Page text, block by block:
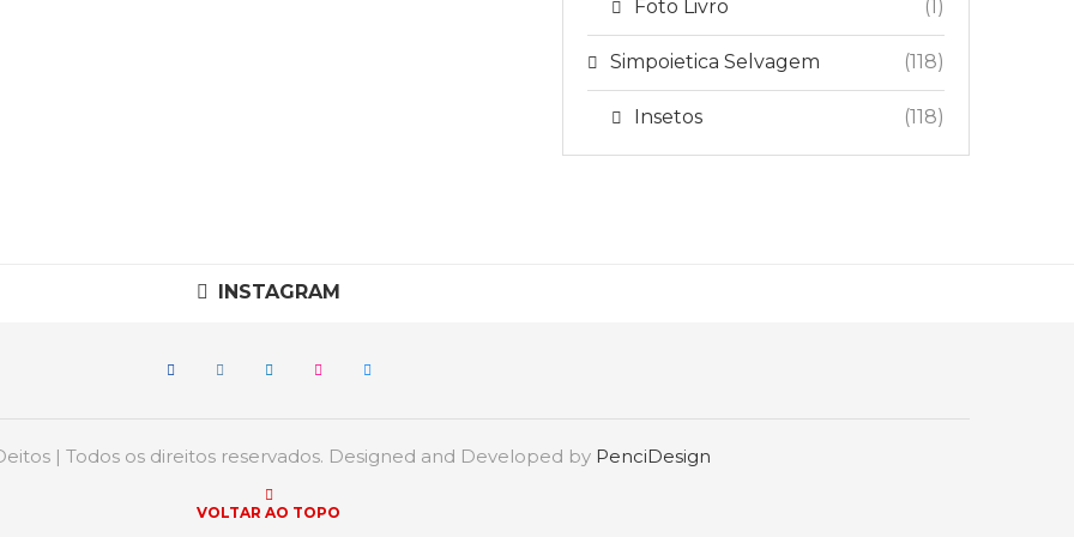
Foto Livro (1)
Simpoietica Selvagem (118)
Insetos (118)
INSTAGRAM
| Todos os direitos reservados. Designed and Developed by PenciDesign
VOLTAR AO TOPO